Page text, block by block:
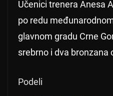
Učenici trenera Anesa
po redu
glavnom gradu Crne
srebrno i dva bronzana
Podeli